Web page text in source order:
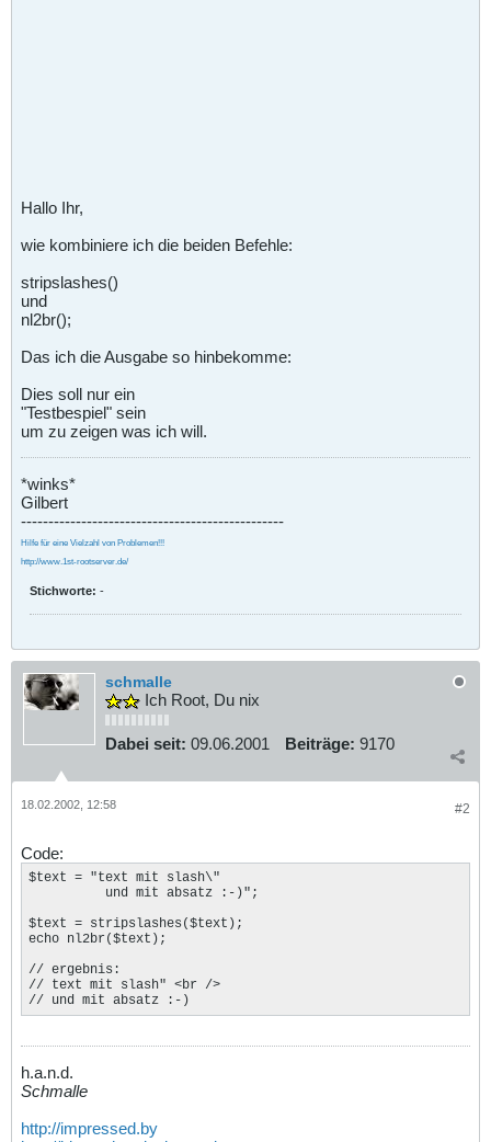
Hallo Ihr,
wie kombiniere ich die beiden Befehle:
stripslashes()
und
nl2br();
Das ich die Ausgabe so hinbekomme:
Dies soll nur ein
"Testbespiel" sein
um zu zeigen was ich will.
*winks*
Gilbert
------------------------------------------------
Hilfe für eine Vielzahl von Problemen!!!
http://www.1st-rootserver.de/
Stichworte: -
schmalle
Ich Root, Du nix
Dabei seit: 09.06.2001 Beiträge: 9170
#2
18.02.2002, 12:58
Code:
$text = "text mit slash\"
          und mit absatz :-)";
$text = stripslashes($text);
echo nl2br($text);
// ergebnis:
// text mit slash" <br />
// und mit absatz :-)
h.a.n.d.
Schmalle
http://impressed.by